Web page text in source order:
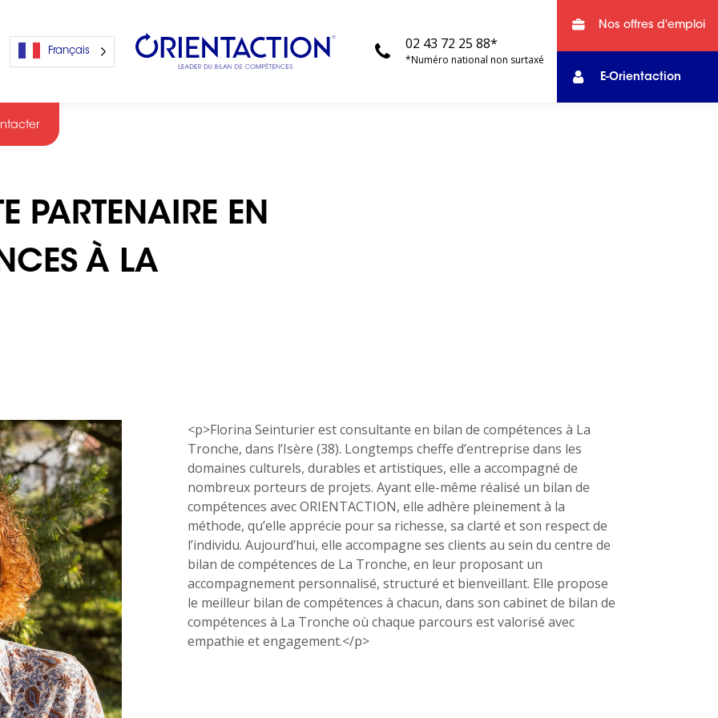
Français 02 43 72 25 88*
*Numéro national non surtaxé
Nos offres d'emploi
E-Orientaction
24h
Trouver
une
agence
PARTENAIRE EN
À LA
<p>Florina Seinturier est consultante en bilan de compétences à La
Tronche, dans l’Isère (38). Longtemps cheffe d’entreprise dans les
domaines culturels, durables et artistiques, elle a accompagné de
nombreux porteurs de projets. Ayant elle-même réalisé un bilan de
compétences avec ORIENTACTION, elle adhère pleinement à la
méthode, qu’elle apprécie pour sa richesse, sa clarté et son respect de
l’individu. Aujourd’hui, elle accompagne ses clients au sein du centre de
bilan de compétences de La Tronche, en leur proposant un
accompagnement personnalisé, structuré et bienveillant. Elle propose
le meilleur bilan de compétences à chacun, dans son cabinet de bilan de
compétences à La Tronche où chaque parcours est valorisé avec
empathie et engagement.</p>